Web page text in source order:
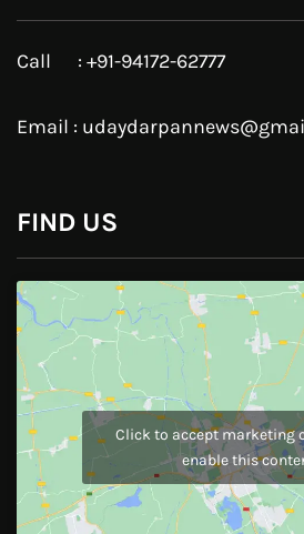
Pinterest
JOIN US
Like Us On
Follow Us On